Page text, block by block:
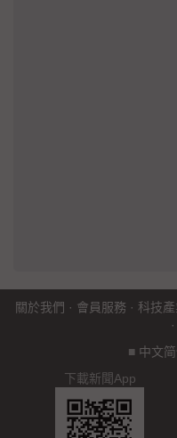
關於我們 · 會員服務 · 科技
·
■ 中文
下載新聞App